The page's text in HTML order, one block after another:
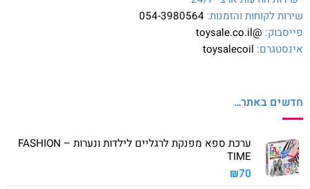
שירות לקוחות והזמנות: 054-3980564
פייסבוק: @toysale.co.il
אינסטגרם: toysalecoil
חדשים באתר…
ערכת ספא מפנקת לרגליים לילדות ונערות – FASHION
TIME
₪70